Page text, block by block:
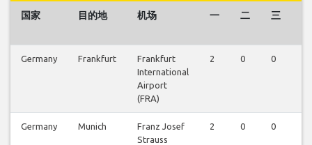
国家 目的地 机场 一 二 三
Germany Frankfurt
Frankfurt
International
Airport
(FRA)
2 0 0
Germany Munich
Franz Josef
Strauss
2 0 0